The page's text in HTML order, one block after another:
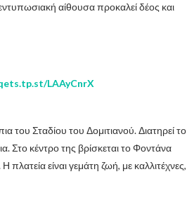
αίθουσα προκαλεί δέος και
LAAyCnrX
του Σταδίου του Δομιτιανού. Διατηρεί το
Στο κέντρο της βρίσκεται το Φοντάνα
είναι γεμάτη ζωή, με καλλιτέχνες,